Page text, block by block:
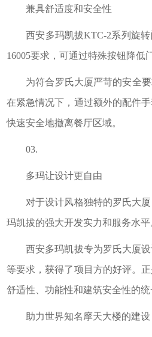
兼具舒适度和安全性
西安多玛凯拔KTC-2系列旋转
16005要求，可通过特殊按钮降低
为符合罗氏大厦严苛的安全要
在紧急情况下，通过额外的配件
快速安全地撤离餐厅区域。
03.
多玛让设计更自由
对于设计风格独特的罗氏大厦
玛凯拔的强大开发实力和服务水平
西安多玛凯拔专为罗氏大厦设
等要求，获得了项目方的好评。
舒适性、功能性和建筑安全性的统
助力世界知名摩天大楼的建设